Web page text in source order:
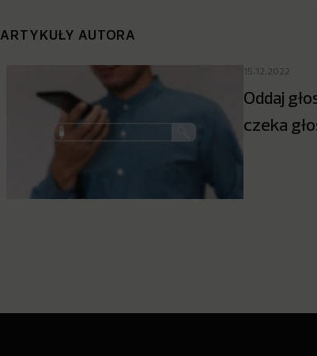
ARTYKUŁY AUTORA
15.12.2022
Oddaj
czeka